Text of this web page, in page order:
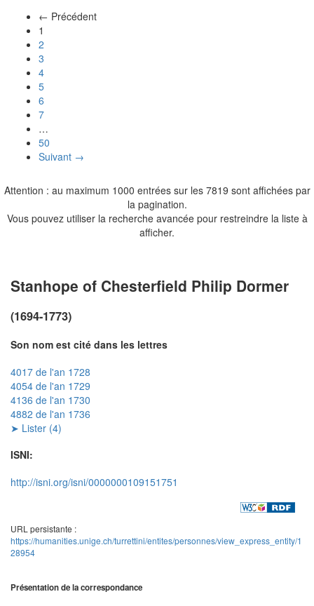
← Précédent
1
2
3
4
5
6
7
…
50
Suivant →
Attention : au maximum 1000 entrées sur les 7819 sont affichées par
la pagination.
Vous pouvez utiliser la recherche avancée pour restreindre la liste à
afficher.
Stanhope of Chesterfield Philip Dormer
(1694-1773)
Son nom est cité dans les lettres
4017 de l'an 1728
4054 de l'an 1729
4136 de l'an 1730
4882 de l'an 1736
➤ Lister (4)
ISNI:
http://isni.org/isni/0000000109151751
URL persistante :
https://humanities.unige.ch/turrettini/entites/personnes/view_express_entity/1
28954
Présentation de la correspondance